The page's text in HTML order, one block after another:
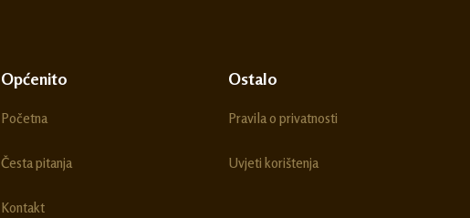
Općenito
Početna
Česta pitanja
Kontakt
Ostalo
Pravila o privatnosti
Uvjeti korištenja